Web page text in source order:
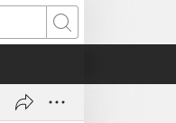
Hledat